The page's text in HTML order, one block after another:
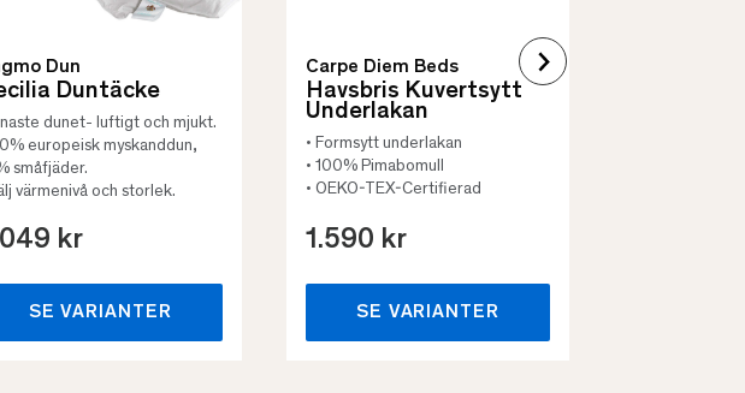
Dun
Duntäcke
dunet- luftigt och mjukt.
europeisk myskanddun,
småfjäder.
värmenivå och storlek.
kr
SE VARIANTER
Carpe Diem Beds
Havsbris Kuvertsytt
Underlakan
• Formsytt underlakan
• 100% Pimabomull
• OEKO-TEX-Certifierad
1.590 kr
SE VARIANTER